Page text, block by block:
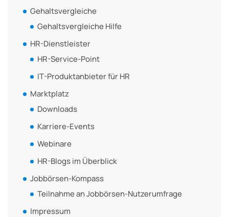
Gehaltsvergleiche
Gehaltsvergleiche Hilfe
HR-Dienstleister
HR-Service-Point
IT-Produktanbieter für HR
Marktplatz
Downloads
Karriere-Events
Webinare
HR-Blogs im Überblick
Jobbörsen-Kompass
Teilnahme an Jobbörsen-Nutzerumfrage
Impressum